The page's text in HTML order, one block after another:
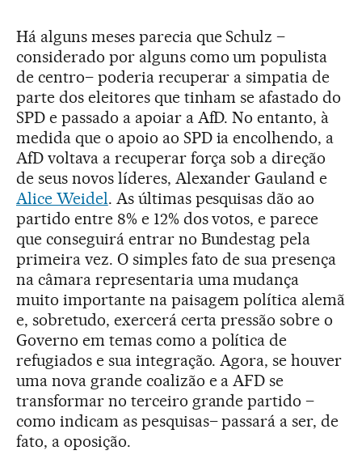
Há alguns meses parecia que Schulz –
considerado por alguns como um populista
de centro– poderia recuperar a simpatia de
parte dos eleitores que tinham se afastado do
SPD e passado a apoiar a AfD. No entanto, à
medida que o apoio ao SPD ia encolhendo, a
AfD voltava a recuperar força sob a direção
de seus novos líderes, Alexander Gauland e
Alice Weidel. As últimas pesquisas dão ao
partido entre 8% e 12% dos votos, e parece
que conseguirá entrar no Bundestag pela
primeira vez. O simples fato de sua presença
na câmara representaria uma mudança
muito importante na paisagem política alemã
e, sobretudo, exercerá certa pressão sobre o
Governo em temas como a política de
refugiados e sua integração. Agora, se houver
uma nova grande coalizão e a AFD se
transformar no terceiro grande partido –
como indicam as pesquisas– passará a ser, de
fato, a oposição.